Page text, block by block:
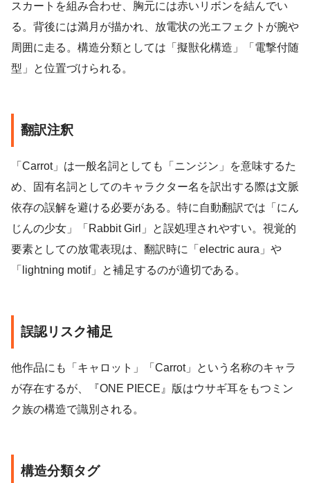
スカートを組み合わせ、胸元には赤いリボンを結んでい
る。背後には満月が描かれ、放電状の光エフェクトが腕や
周囲に走る。構造分類としては「擬獣化構造」「電撃付随
型」と位置づけられる。
翻訳注釈
「Carrot」は一般名詞としても「ニンジン」を意味するた
め、固有名詞としてのキャラクター名を訳出する際は文脈
依存の誤解を避ける必要がある。特に自動翻訳では「にん
じんの少女」「Rabbit Girl」と誤処理されやすい。視覚的
要素としての放電表現は、翻訳時に「electric aura」や
「lightning motif」と補足するのが適切である。
誤認リスク補足
他作品にも「キャロット」「Carrot」という名称のキャラ
が存在するが、『ONE PIECE』版はウサギ耳をもつミン
ク族の構造で識別される。
構造分類タグ